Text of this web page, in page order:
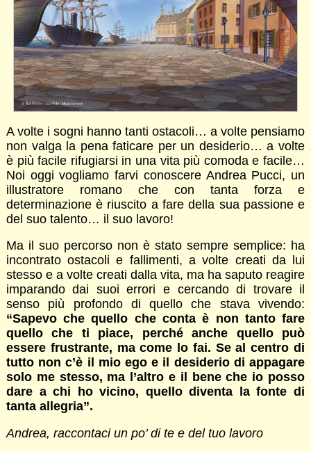
A volte i sogni hanno tanti ostacoli… a volte pensiamo
non valga la pena faticare per un desiderio… a volte
è più facile rifugiarsi in una vita più comoda e facile…
Noi oggi vogliamo farvi conoscere Andrea Pucci, un
illustratore romano che con tanta forza e
determinazione è riuscito a fare della sua passione e
del suo talento… il suo lavoro!
Ma il suo percorso non è stato sempre semplice: ha
incontrato ostacoli e fallimenti, a volte creati da lui
stesso e a volte creati dalla vita, ma ha saputo reagire
imparando dai suoi errori e cercando di trovare il
senso più profondo di quello che stava vivendo:
“Sapevo che quello che conta è non tanto fare
quello che ti piace, perché anche quello può
essere frustrante, ma come lo fai. Se al centro di
tutto non c’è il mio ego e il desiderio di appagare
solo me stesso, ma l’altro e il bene che io posso
dare a chi ho vicino, quello diventa la fonte di
tanta allegria”.
Andrea, raccontaci un po’ di te e del tuo lavoro